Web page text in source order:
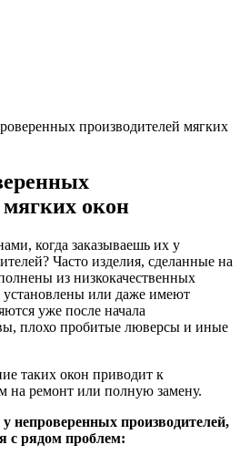
производителей мягких
мягких окон
когда заказываешь их у
Часто изделия, сделанные на
из низкокачественных
установлены или даже имеют
уже после начала
плохо пробитые люверсы и иные
таких окон приводит к
на ремонт или полную замену.
непроверенных производителей,
с рядом проблем: